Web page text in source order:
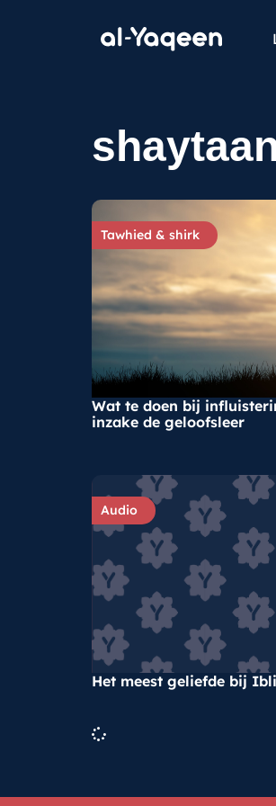
Tawhied & shirk
Wat te doen bij
inzake de geloofsleer
Audio
Het meest geliefde bij